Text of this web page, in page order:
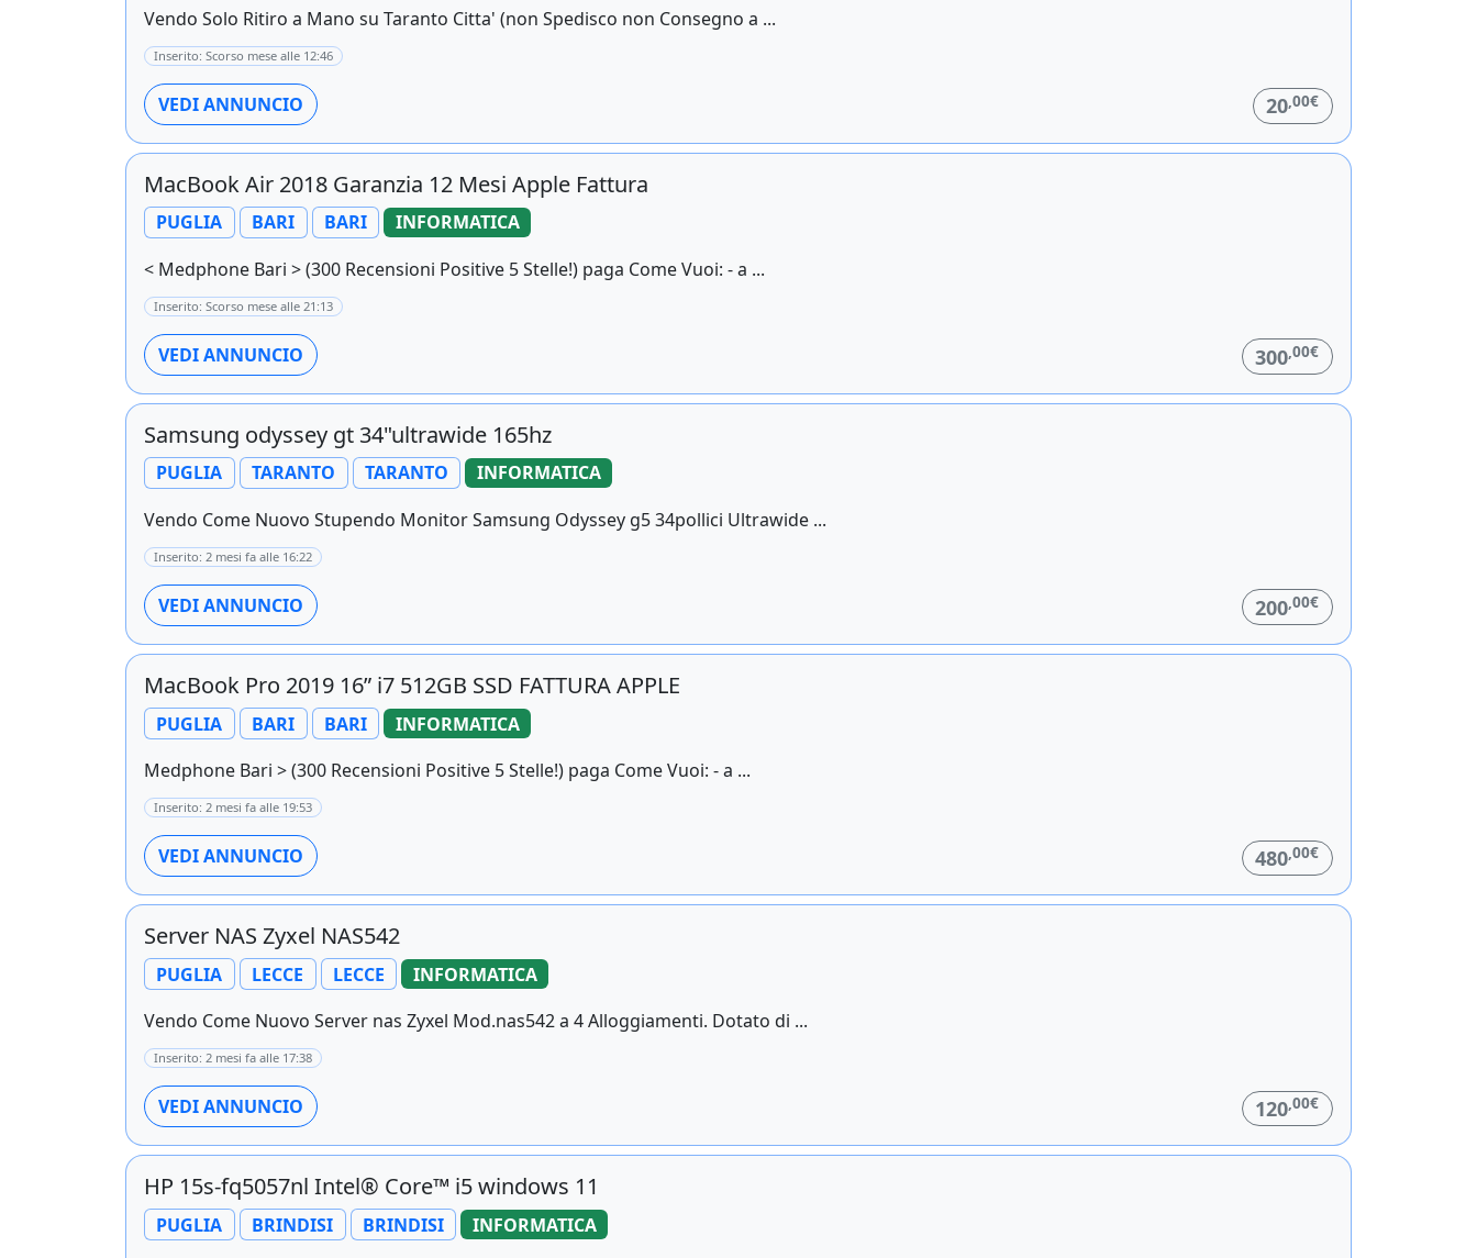
Vendo Solo Ritiro a Mano su Taranto Citta' (non Spedisco non Consegno a ...
Inserito: Scorso mese alle 12:46
VEDI ANNUNCIO 20,00€
MacBook Air 2018 Garanzia 12 Mesi Apple Fattura
PUGLIA BARI BARI
INFORMATICA
< Medphone Bari > (300 Recensioni Positive 5 Stelle!) paga Come Vuoi: - a ...
Inserito: Scorso mese alle 21:13
VEDI ANNUNCIO 300,00€
Samsung odyssey gt 34"ultrawide 165hz
PUGLIA TARANTO TARANTO
INFORMATICA
Vendo Come Nuovo Stupendo Monitor Samsung Odyssey g5 34pollici Ultrawide ...
Inserito: 2 mesi fa alle 16:22
VEDI ANNUNCIO 200,00€
MacBook Pro 2019 16” i7 512GB SSD FATTURA APPLE
PUGLIA BARI BARI
INFORMATICA
Medphone Bari > (300 Recensioni Positive 5 Stelle!) paga Come Vuoi: - a ...
Inserito: 2 mesi fa alle 19:53
VEDI ANNUNCIO 480,00€
Server NAS Zyxel NAS542
PUGLIA LECCE LECCE
INFORMATICA
Vendo Come Nuovo Server nas Zyxel Mod.nas542 a 4 Alloggiamenti. Dotato di ...
Inserito: 2 mesi fa alle 17:38
VEDI ANNUNCIO 120,00€
HP 15s-fq5057nl Intel® Core™ i5 windows 11
PUGLIA BRINDISI BRINDISI
INFORMATICA